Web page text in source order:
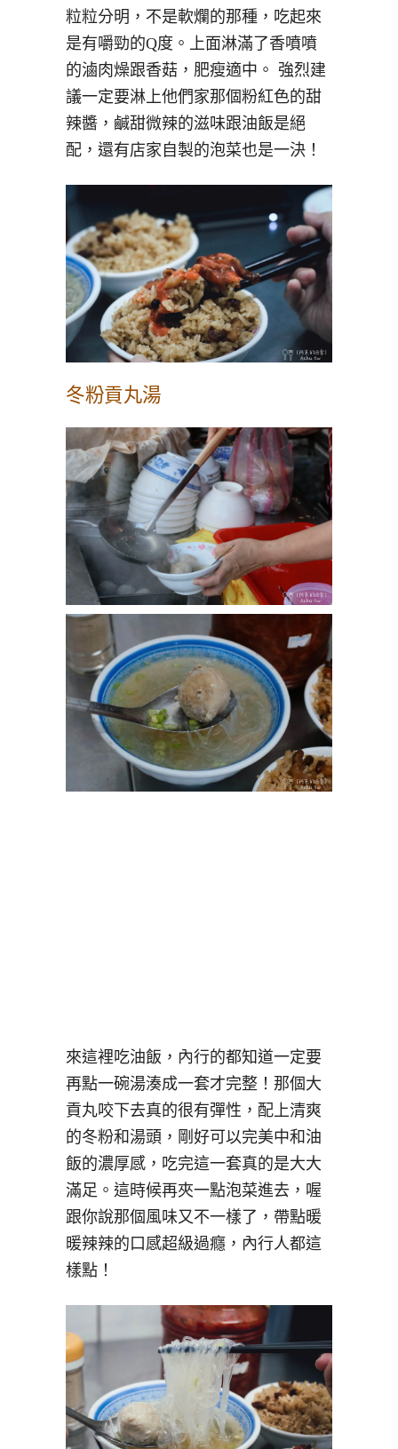
粒粒分明，不是軟爛的那種，吃起來
是有嚼勁的Q度。上面淋滿了香噴噴
的滷肉燥跟香菇，肥瘦適中。 強烈建
議一定要淋上他們家那個粉紅色的甜
辣醬，鹹甜微辣的滋味跟油飯是絕
配，還有店家自製的泡菜也是一決！
冬粉貢丸湯
來這裡吃油飯，內行的都知道一定要
再點一碗湯湊成一套才完整！那個大
貢丸咬下去真的很有彈性，配上清爽
的冬粉和湯頭，剛好可以完美中和油
飯的濃厚感，吃完這一套真的是大大
滿足。這時候再夾一點泡菜進去，喔
跟你說那個風味又不一樣了，帶點暖
暖辣辣的口感超級過癮，內行人都這
樣點！